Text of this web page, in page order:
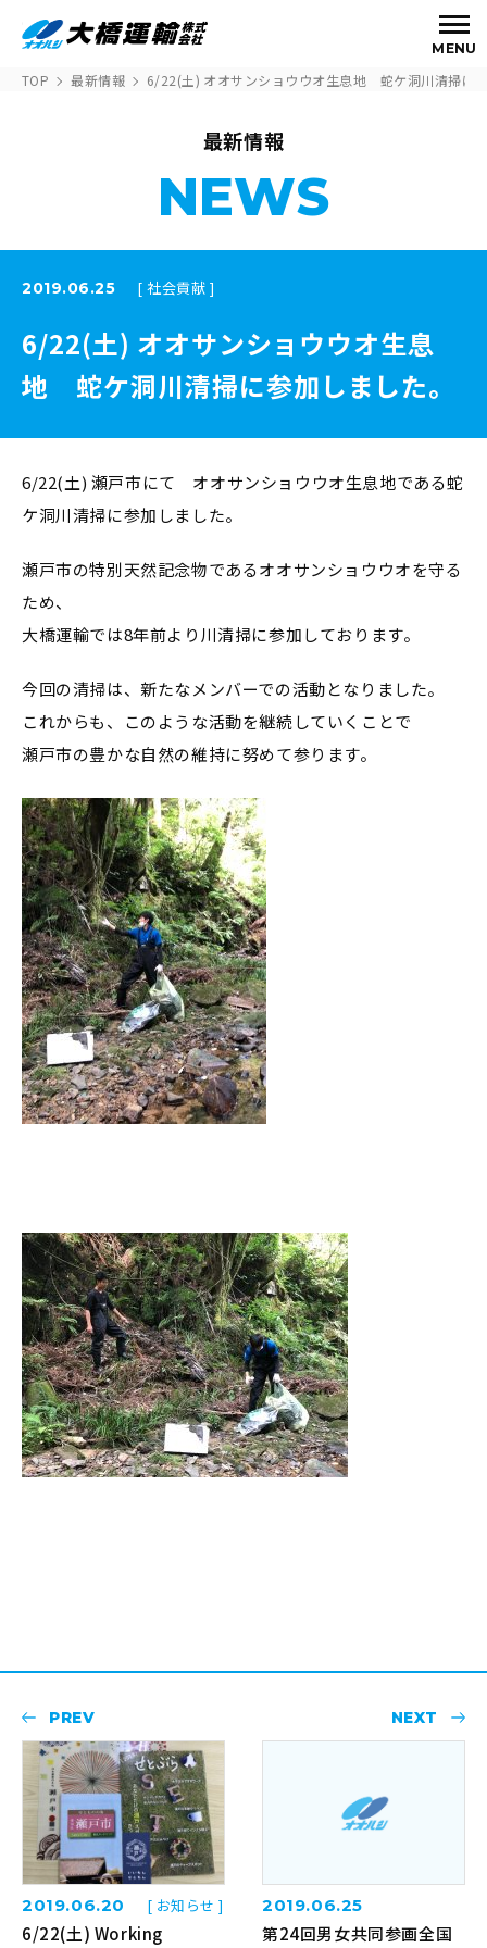
MENU
TOP 最新情報 6/22(土) オオサンショウウオ生息地 蛇ケ洞川清掃に
最新情報
NEWS
2019.06.25 [ 社会貢献 ]
6/22(土) オオサンショウウオ生息
地 蛇ケ洞川清掃に参加しました。
6/22(土) 瀬戸市にて オオサンショウウオ生息地である蛇
ケ洞川清掃に参加しました。
瀬戸市の特別天然記念物であるオオサンショウウオを守る
ため、
大橋運輸では8年前より川清掃に参加しております。
今回の清掃は、新たなメンバーでの活動となりました。
これからも、このような活動を継続していくことで
瀬戸市の豊かな自然の維持に努めて参ります。
PREV
2019.06.20 [ お知らせ ]
6/22(土) Working
NEXT
2019.06.25
第24回男女共同参画全国